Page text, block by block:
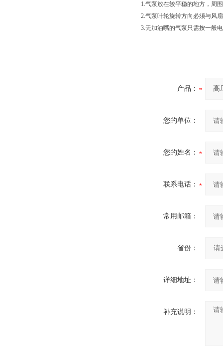
1.气泵放在较平稳的地方，周
2.气泵叶轮旋转方向必须与风
3.无加油嘴的气泵只需按一般
产品：
您的单位：
您的姓名：
联系电话：
常用邮箱：
省份：
详细地址：
补充说明：